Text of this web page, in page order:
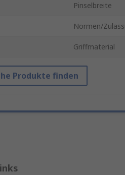
Pinselbreite
Normen/
Griffmaterial
Produkte finden